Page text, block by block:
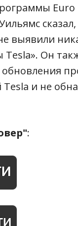
выявили
Он
и не
: